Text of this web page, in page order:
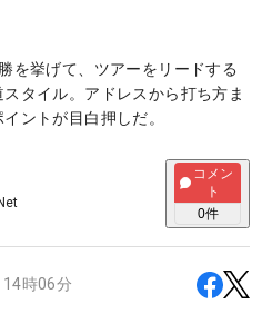
を挙げて、ツアーをリードする
タイル。アドレスから打ち方ま
ントが目白押しだ。
コメン
ト
0件
時06分